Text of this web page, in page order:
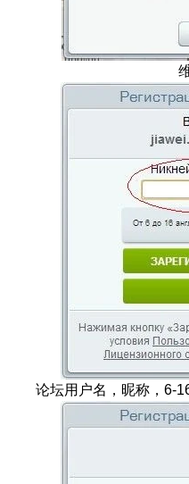
论坛用户名，昵称，6-